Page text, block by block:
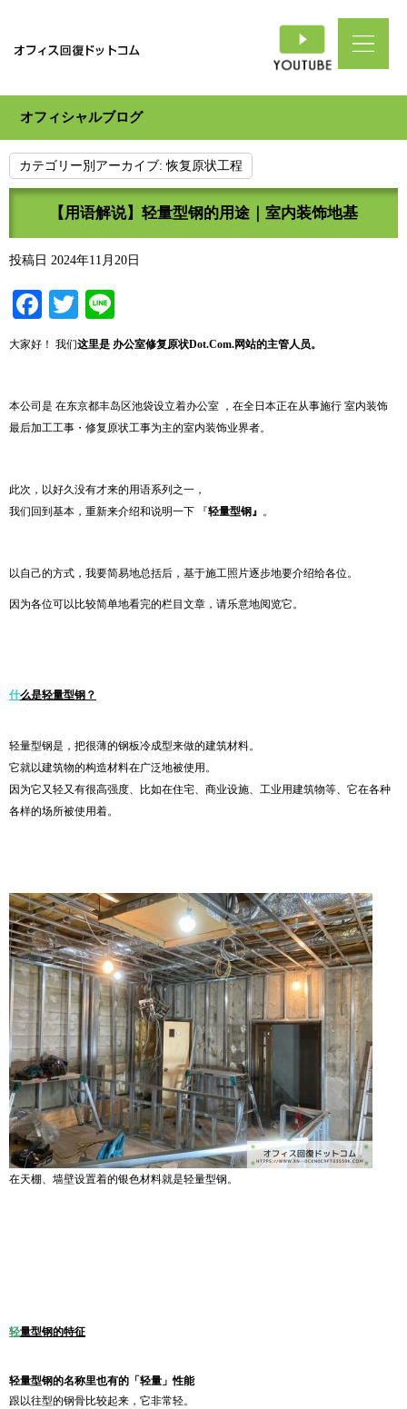
オフィシャルブログ
カテゴリー別アーカイブ:恢复原状工程
【用语解说】轻量型钢的用途｜室内装饰地基
投稿日 2024年11月20日
Facebook
Twitter
大家好！ 我们这里是 办公室修复原状Dot.Com.网站的主管人员。
本公司是 在东京都丰岛区池袋设立着办公室 ，在全日本正在从事施行 室内装饰
最后加工工事・修复原状工事为主的室内装饰业界者。
此次，以好久没有才来的用语系列之一，
我们回到基本，重新来介绍和说明一下 『轻量型钢』 。
以自己的方式，我要简易地总括后，基于施工照片逐步地要介绍给各位。
因为各位可以比较简单地看完的栏目文章，请乐意地阅览它。
什么是轻量型钢？
轻量型钢是，把很薄的钢板冷成型来做的建筑材料。
它就以建筑物的构造材料在广泛地被使用。
因为它又轻又有很高强度、比如在住宅、商业设施、工业用建筑物等、它在各种
各样的场所被使用着。
在天棚、墙壁设置着的银色材料就是轻量型钢。
轻量型钢的特征
轻量型钢的名称里也有的 「 轻量 」性能
跟以往型的钢骨比较起来，它非常轻。